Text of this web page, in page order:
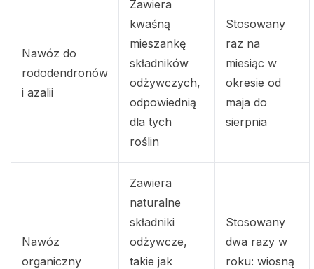
Nawóz do
rododendronów
i azalii
Zawiera
kwaśną
mieszankę
składników
odżywczych,
odpowiednią
dla tych
roślin
Stosowany
raz na
miesiąc w
okresie od
maja do
sierpnia
Nawóz
organiczny
Zawiera
naturalne
składniki
odżywcze,
takie jak
Stosowany
dwa razy w
roku: wiosną